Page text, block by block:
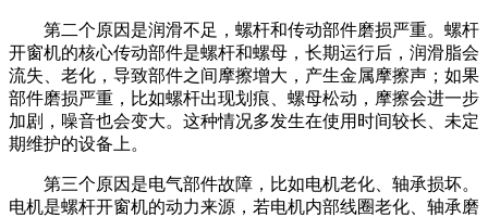
第二个原因是润滑不足，螺杆和传动部件磨损严重。螺杆
开窗机的核心传动部件是螺杆和螺母，长期运行后，润滑脂会
流失、老化，导致部件之间摩擦增大，产生金属摩擦声；如果
部件磨损严重，比如螺杆出现划痕、螺母松动，摩擦会进一步
加剧，噪音也会变大。这种情况多发生在使用时间较长、未定
期维护的设备上。
第三个原因是电气部件故障，比如电机老化、轴承损坏。
电机是螺杆开窗机的动力来源，若电机内部线圈老化、轴承磨